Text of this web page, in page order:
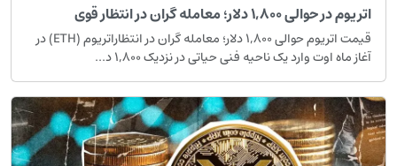
در حوالی ۱,۸۰۰ دلار؛ معامله گران در انتظار قوی
قیمت اتریوم حوالی ۱,۸۰۰ دلار؛ معامله گران در انتظاراتریوم (ETH) در
ماه اوت وارد یک ناحیه فنی حیاتی در نزدیک ۱,۸۰۰ د...